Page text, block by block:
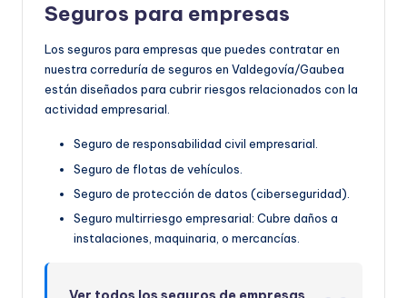
Seguros para empresas
Los seguros para empresas que puedes contratar en
nuestra correduría de seguros en Valdegovía/Gaubea
están diseñados para cubrir riesgos relacionados con la
actividad empresarial.
Seguro de responsabilidad civil empresarial.
Seguro de flotas de vehículos.
Seguro de protección de datos (ciberseguridad).
Seguro multirriesgo empresarial: Cubre daños a
instalaciones, maquinaria, o mercancías.